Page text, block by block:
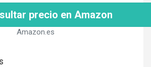
precio en Amazon
Amazon.es